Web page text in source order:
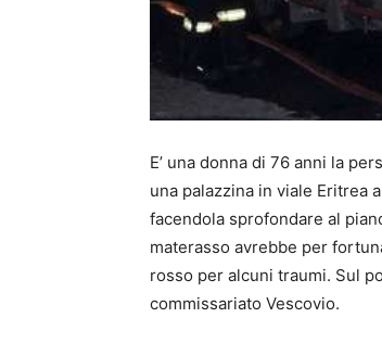
E’ una donna di 76 anni la
una palazzina in viale Eritrea
facendola sprofondare al
materasso avrebbe per
rosso per alcuni traumi. Sul
commissariato Vescovio.